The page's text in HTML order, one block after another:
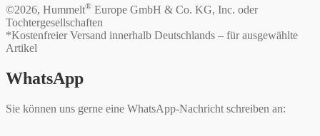
©2026, Hummelt® Europe GmbH & Co. KG, Inc. oder
Tochtergesellschaften
*Kostenfreier Versand innerhalb Deutschlands – für ausgewählte
Artikel
WhatsApp
Sie können uns gerne eine WhatsApp-Nachricht schreiben an: